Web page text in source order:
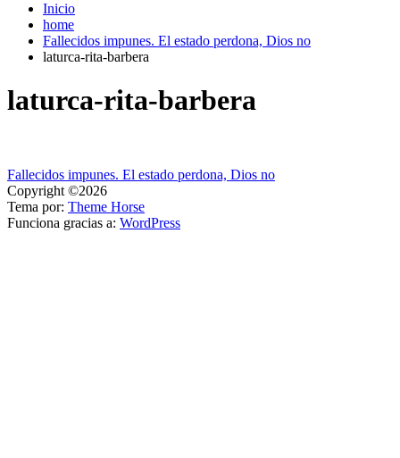
Inicio
home
Fallecidos impunes. El estado perdona, Dios no
laturca-rita-barbera
laturca-rita-barbera
Navegación
de
entradas
Fallecidos impunes. El estado perdona, Dios no
Copyright ©2026
Tema por: Theme Horse
Funciona gracias a: WordPress